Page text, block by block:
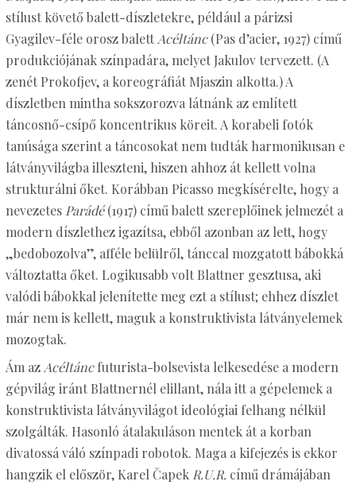
stílust követő balett-díszletekre, például a párizsi
Gyagilev-féle orosz balett Acéltánc(Pas d’acier, 1927) című
produkciójának színpadára, melyet Jakulov tervezett. (A
zenét Prokofjev, a koreográfiát Mjaszin alkotta.) A
díszletben mintha sokszorozva látnánk az említett
táncosnő-csípő koncentrikus köreit. A korabeli fotók
tanúsága szerint a táncosokat nem tudták harmonikusan e
látványvilágba illeszteni, hiszen ahhoz át kellett volna
strukturálni őket. Korábban Picasso megkísérelte, hogy a
nevezetes Parádé(1917) című balett szereplőinek jelmezét a
modern díszlethez igazítsa, ebből azonban az lett, hogy
„bedobozolva”, afféle belülről, tánccal mozgatott bábokká
változtatta őket. Logikusabb volt Blattner gesztusa, aki
valódi bábokkal jelenítette meg ezt a stílust; ehhez díszlet
már nem is kellett, maguk a konstruktivista látványelemek
mozogtak.
Ám az Acéltáncfuturista-bolsevista lelkesedése a modern
gépvilág iránt Blattnernél elillant, nála itt a gépelemek a
konstruktivista látványvilágot ideológiai felhang nélkül
szolgálták. Hasonló átalakuláson mentek át a korban
divatossá váló színpadi robotok. Maga a kifejezés is ekkor
hangzik el először, Karel Čapek R.U.R. című drámájában